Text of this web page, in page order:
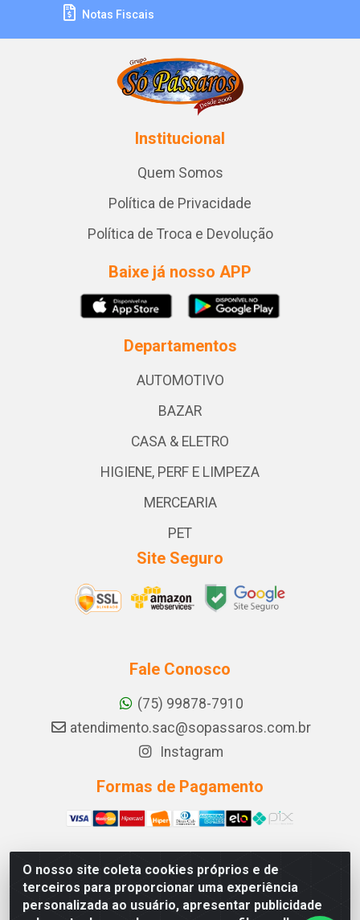
O nosso site coleta cookies próprios e de
terceiros para proporcionar uma experiência
personalizada ao usuário, apresentar publicidade
Notas Fiscais
Institucional
Quem Somos
Política de Privacidade
Política de Troca e Devolução
Baixe já nosso APP
Departamentos
AUTOMOTIVO
BAZAR
CASA & ELETRO
HIGIENE, PERF E LIMPEZA
MERCEARIA
PET
Site Seguro
Fale Conosco
(75) 99878-7910
atendimento.sac@sopassaros.com.br
Instagram
Formas de Pagamento
A PINA DOS SANTOS DELEZZOTTE LTDA - RODOVIA BA
233, 27 - ZONA RURAL, ITABERABA/BA - CEP 46.880-
000 - CNPJ 30.578.948/0001-90